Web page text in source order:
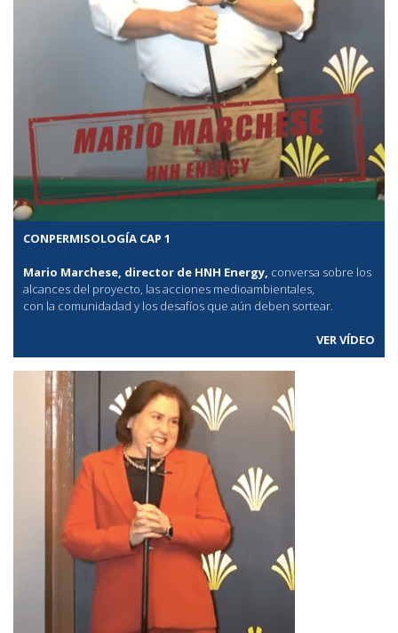
CONPERMISOLOGÍA CAP 1
Mario Marchese, director de HNH Energy, conversa sobre los
alcances del proyecto, las acciones medioambientales,
con la comunidadad y los desafíos que aún deben sortear.
VER VÍDEO